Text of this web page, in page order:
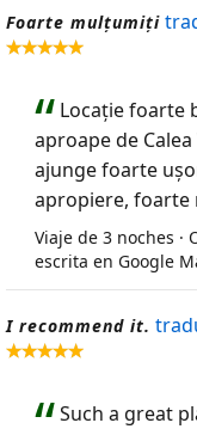
Foarte mulțumiți
Locație foarte
aproape de
ajunge foarte
apropiere, foarte
Viaje de 3 noches ·
escrita en Google
I recommend it.
Such a great